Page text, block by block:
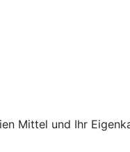
Mittel und Ihr